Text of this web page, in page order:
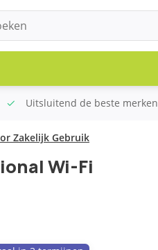
Uitsluitend de beste merken
Zakelijk Gebruik
Wi-Fi